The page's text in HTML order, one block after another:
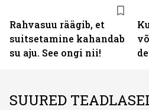
Rahvasuu räägib, et
suitsetamine kahandab
su aju. See ongi nii!
SUURED